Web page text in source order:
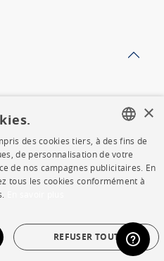
FRENCH
ENGLISH
SPANISH
×
des cookies tiers, à des fins de
de personnalisation de votre
de nos campagnes publicitaires. En
tous les cookies conformément à
REFUSER TOUT